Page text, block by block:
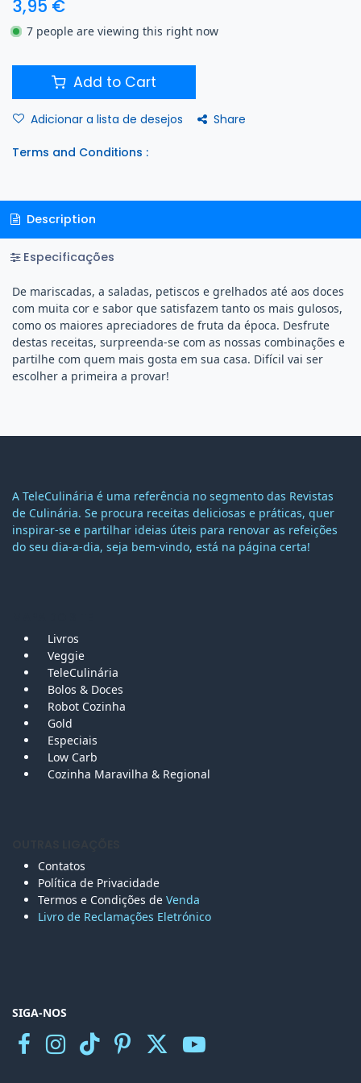
3,95 €
7 people are viewing this right now
Add to Cart
Adicionar a lista de desejos Share
Terms and Conditions :
Description
Especificações
De mariscadas, a saladas, petiscos e grelhados até aos doces
com muita cor e sabor que satisfazem tanto os mais gulosos,
como os maiores apreciadores de fruta da época. Desfrute
destas receitas, surpreenda-se com as nossas combinações e
partilhe com quem mais gosta em sua casa. Difícil vai ser
escolher a primeira a provar!
A TeleCulinária é uma referência no segmento das Revistas
de Culinária. Se procura receitas deliciosas e práticas, quer
inspirar-se e partilhar ideias úteis para renovar as refeições
do seu dia-a-dia, seja bem-vindo, está na página certa!
Livros
Veggie
TeleCulinária
Bolos & Doces
Robot Cozinha
Gold
Especiais
Low Carb
Cozinha Maravilha & Regional
Contatos
Política de Privacidade
Termos e Condições de Venda
Livro de Reclamações Eletrónico
SIGA-NOS